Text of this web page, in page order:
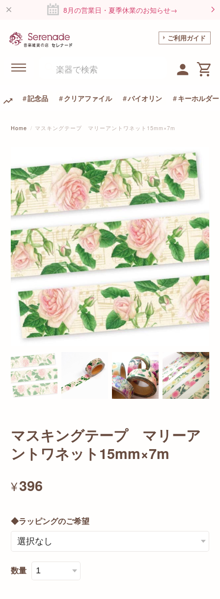
8月の営業日・夏季休業のお知らせ→
ご利用ガイド
記念品 クリアファイル バイオリン キーホルダー
Home マスキングテープ マリーアントワネット15mm×7m
マスキングテープ マリーア
ントワネット15mm×7m
¥396
◆ラッピングのご希望
数量